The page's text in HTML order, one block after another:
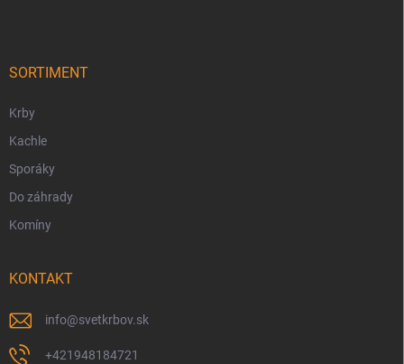
SORTIMENT
Krby
Kachle
Sporáky
Do záhrady
Komíny
KONTAKT
info@svetkrbov.sk
+421948184721